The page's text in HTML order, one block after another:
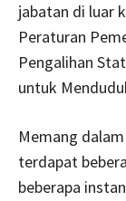
jabatan di luar
Peraturan
Pengalihan
untuk
Memang
terdapat
beberapa